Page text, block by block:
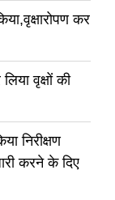
कर
वृक्षों की
निरीक्षण
करने के दिए